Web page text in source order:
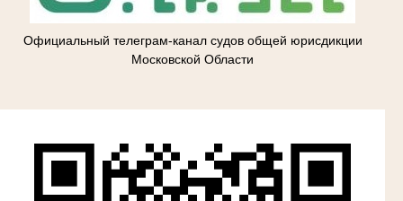
Официальный телеграм-канал судов общей юрисдикции
Московской Области